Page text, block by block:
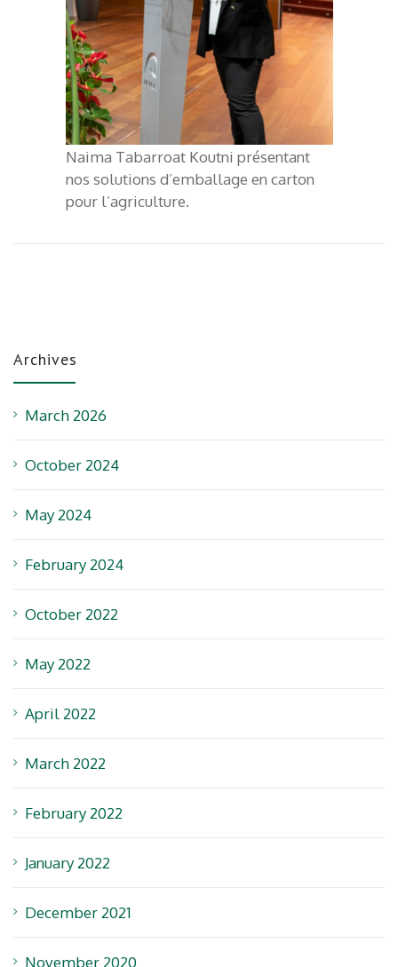
Naima Tabarroat Koutni présentant
nos solutions d’emballage en carton
pour l’agriculture.
Archives
March 2026
October 2024
May 2024
February 2024
October 2022
May 2022
April 2022
March 2022
February 2022
January 2022
December 2021
November 2020